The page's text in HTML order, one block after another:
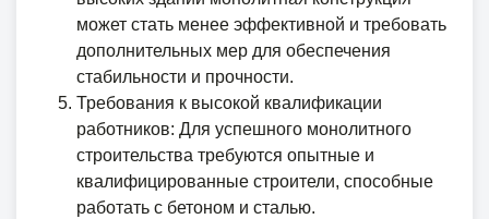
может стать менее эффективной и требовать
дополнительных мер для обеспечения
стабильности и прочности.
Требования к высокой квалификации
работников: Для успешного монолитного
строительства требуются опытные и
квалифицированные строители, способные
работать с бетоном и сталью.